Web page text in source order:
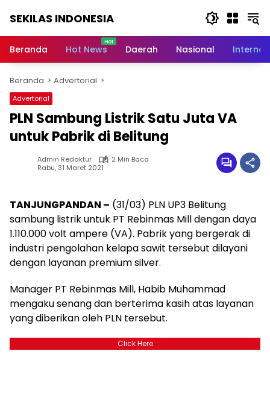
SEKILAS INDONESIA
Terkini,
Latest
World,
Headlines,
News
Today
Beranda Hot News Daerah Nasional
Beranda Advertorial
Advertorial
PLN Sambung Listrik Satu Juta VA
untuk Pabrik di Belitung
Admin Redaktur
2 Min Baca
Rabu, 31 Maret 2021
TANJUNGPANDAN – (31/03) PLN UP3 Belitung
sambung listrik untuk PT Rebinmas Mill dengan daya
1.110.000 volt ampere (VA). Pabrik yang bergerak di
industri pengolahan kelapa sawit tersebut dilayani
dengan layanan premium silver.
Manager PT Rebinmas Mill, Habib Muhammad
mengaku senang dan berterima kasih atas layanan
yang diberikan oleh PLN tersebut.
Click Here